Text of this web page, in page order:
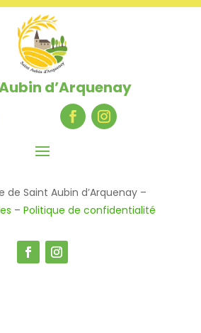
d’Arquenay
de Saint Aubin d’Arquenay –
–Politique de confidentialité